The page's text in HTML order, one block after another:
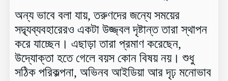
অন্য ভাবে বলা যায়, তরুণদের জন্যে সময়ের
সদ্ব্যব্যবহারেরও একটা উজ্জ্বল দৃষ্টান্ত তারা স্থাপন
করে যাচ্ছেন। এছাড়া তারা প্রমাণ করেছেন,
উদ্যোক্তা হতে গেলে বয়স কোন বিষয় নয়।শুধু
সঠিক পরিকল্পনা, অভিনব আইডিয়া আর দৃঢ় মনোভাব